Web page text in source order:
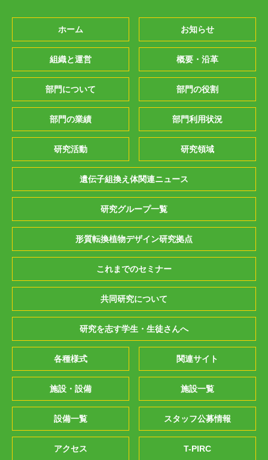
ホーム お知らせ
組織と運営 概要・沿革
部門について 部門の役割
部門の業績 部門利用状況
研究活動 研究領域
遺伝子組換え体関連ニュース
研究グループ一覧
形質転換植物デザイン研究拠点
これまでのセミナー
共同研究について
研究を志す学生・生徒さんへ
各種様式 関連サイト
施設・設備 施設一覧
設備一覧 スタッフ公募情報
アクセス T-PIRC